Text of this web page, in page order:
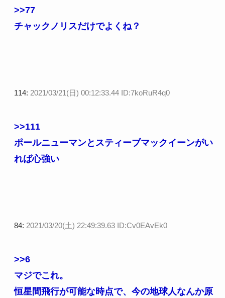
>>77
チャックノリスだけでよくね？
114: 2021/03/21(日) 00:12:33.44 ID:7koRuR4q0
>>111
ポールニューマンとスティーブマックイーンがい
れば心強い
84: 2021/03/20(土) 22:49:39.63 ID:Cv0EAvEk0
>>6
マジでこれ。
恒星間飛行が可能な時点で、今の地球人なんか原